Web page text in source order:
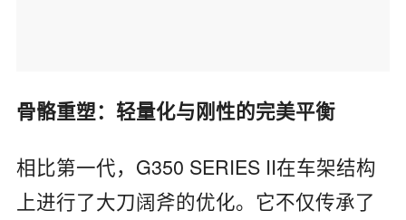
骨骼重塑：轻量化与刚性的完美平衡
相比第一代，G350 SERIES II在车架结构
上进行了大刀阔斧的优化。它不仅传承了